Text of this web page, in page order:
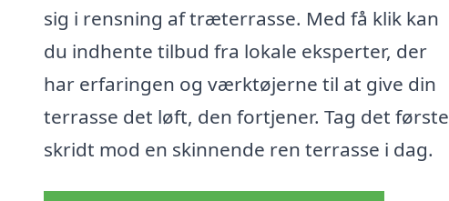
sig i rensning af træterrasse. Med få klik kan
du indhente tilbud fra lokale eksperter, der
har erfaringen og værktøjerne til at give din
terrasse det løft, den fortjener. Tag det første
skridt mod en skinnende ren terrasse i dag.